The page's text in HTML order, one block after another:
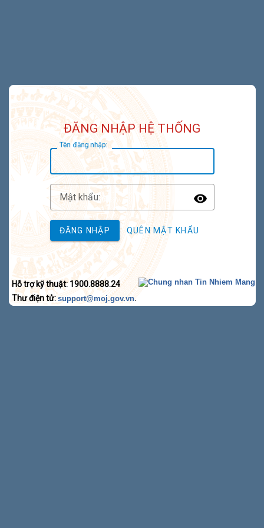
ĐĂNG NHẬP HỆ THỐNG
Tên đăng nhập:
Mật khẩu:
Toggle
ĐĂNG NHẬP QUÊN MẬT KHẨU
Hỗ trợ kỹ thuật: 1900.8888.24
Thư điện tử: support@moj.gov.vn.